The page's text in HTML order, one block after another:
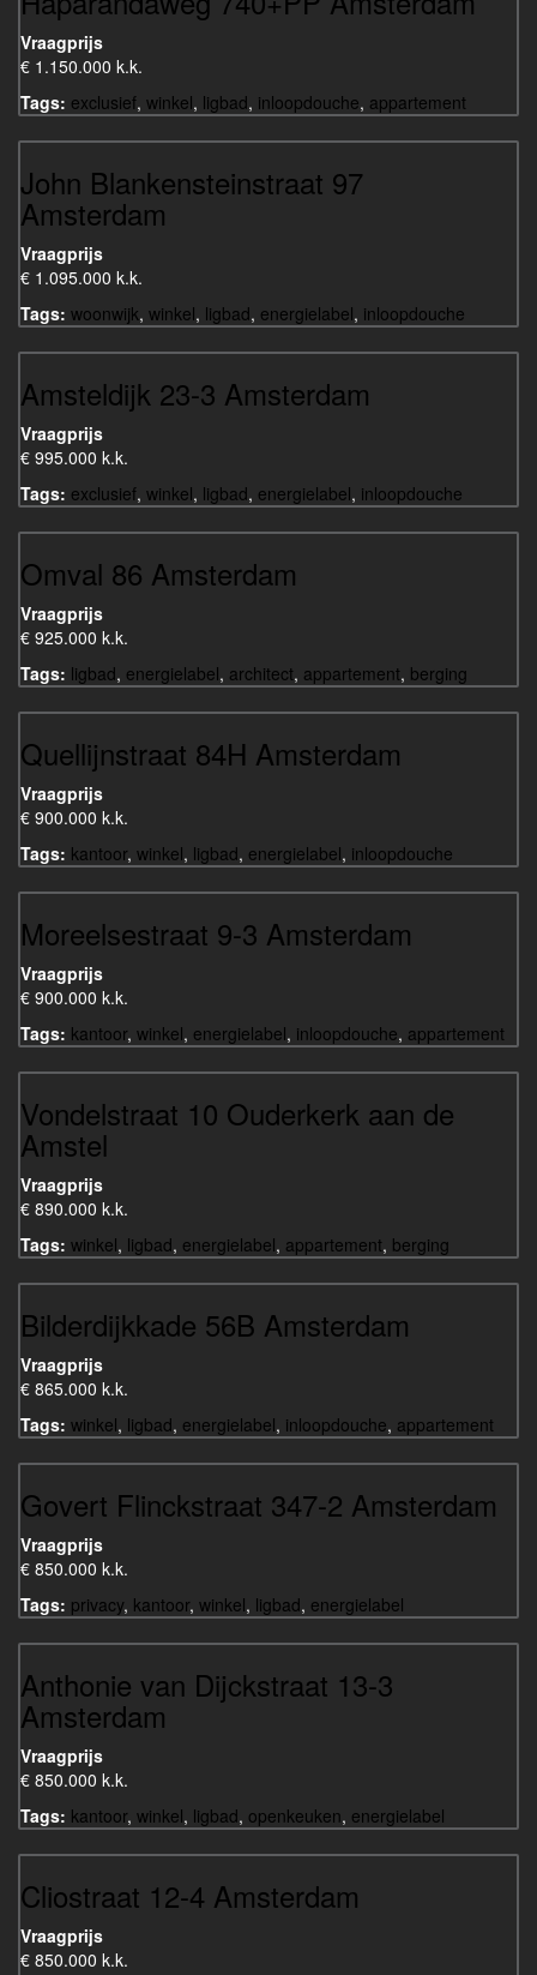
Vraagprijs
€ 1.150.000 k.k.
Tags: exclusief, winkel, ligbad, inloopdouche, appartement
John Blankensteinstraat 97
Amsterdam
Vraagprijs
€ 1.095.000 k.k.
Tags: woonwijk, winkel, ligbad, energielabel, inloopdouche
Amsteldijk 23-3 Amsterdam
Vraagprijs
€ 995.000 k.k.
Tags: exclusief, winkel, ligbad, energielabel, inloopdouche
Omval 86 Amsterdam
Vraagprijs
€ 925.000 k.k.
Tags: ligbad, energielabel, architect, appartement, berging
Quellijnstraat 84H Amsterdam
Vraagprijs
€ 900.000 k.k.
Tags: kantoor, winkel, ligbad, energielabel, inloopdouche
Moreelsestraat 9-3 Amsterdam
Vraagprijs
€ 900.000 k.k.
Tags: kantoor, winkel, energielabel, inloopdouche, appartement
Vondelstraat 10 Ouderkerk aan de
Amstel
Vraagprijs
€ 890.000 k.k.
Tags: winkel, ligbad, energielabel, appartement, berging
Bilderdijkkade 56B Amsterdam
Vraagprijs
€ 865.000 k.k.
Tags: winkel, ligbad, energielabel, inloopdouche, appartement
Govert Flinckstraat 347-2 Amsterdam
Vraagprijs
€ 850.000 k.k.
Tags: privacy, kantoor, winkel, ligbad, energielabel
Anthonie van Dijckstraat 13-3
Amsterdam
Vraagprijs
€ 850.000 k.k.
Tags: kantoor, winkel, ligbad, openkeuken, energielabel
Cliostraat 12-4 Amsterdam
Vraagprijs
€ 850.000 k.k.